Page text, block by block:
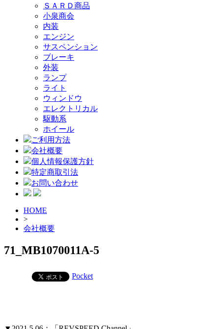
ＳＡＲＤ商品
小泉商会
内装
エンジン
サスペンション
ブレーキ
外装
ランプ
ライト
ウィンドウ
エレクトリカル
駆動系
ホイール
ご利用方法
会社概要
個人情報保護方針
特定商取引法
お問い合わせ
HOME
>
会社概要
71_MB1070011A-5
Pocket